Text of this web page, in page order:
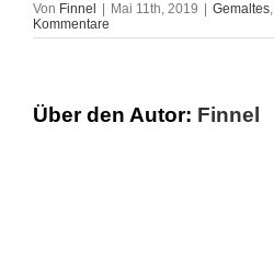
Von Finnel Mai 11th, 2019 Gemaltes,
Kommentare
Über den Autor: Finnel